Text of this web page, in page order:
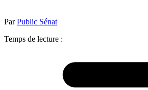
ParPublic Sénat
Temps de lecture :